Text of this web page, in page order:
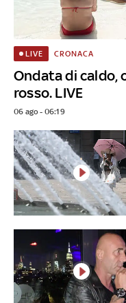
Ondata di caldo,
rosso. LIVE
LIVE CRONACA
06 ago - 06:19